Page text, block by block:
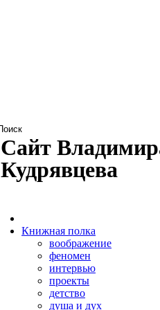
Сайт
Кудрявцева
Книжная полка
воображение
феномен
интервью
проекты
детство
душа и дух